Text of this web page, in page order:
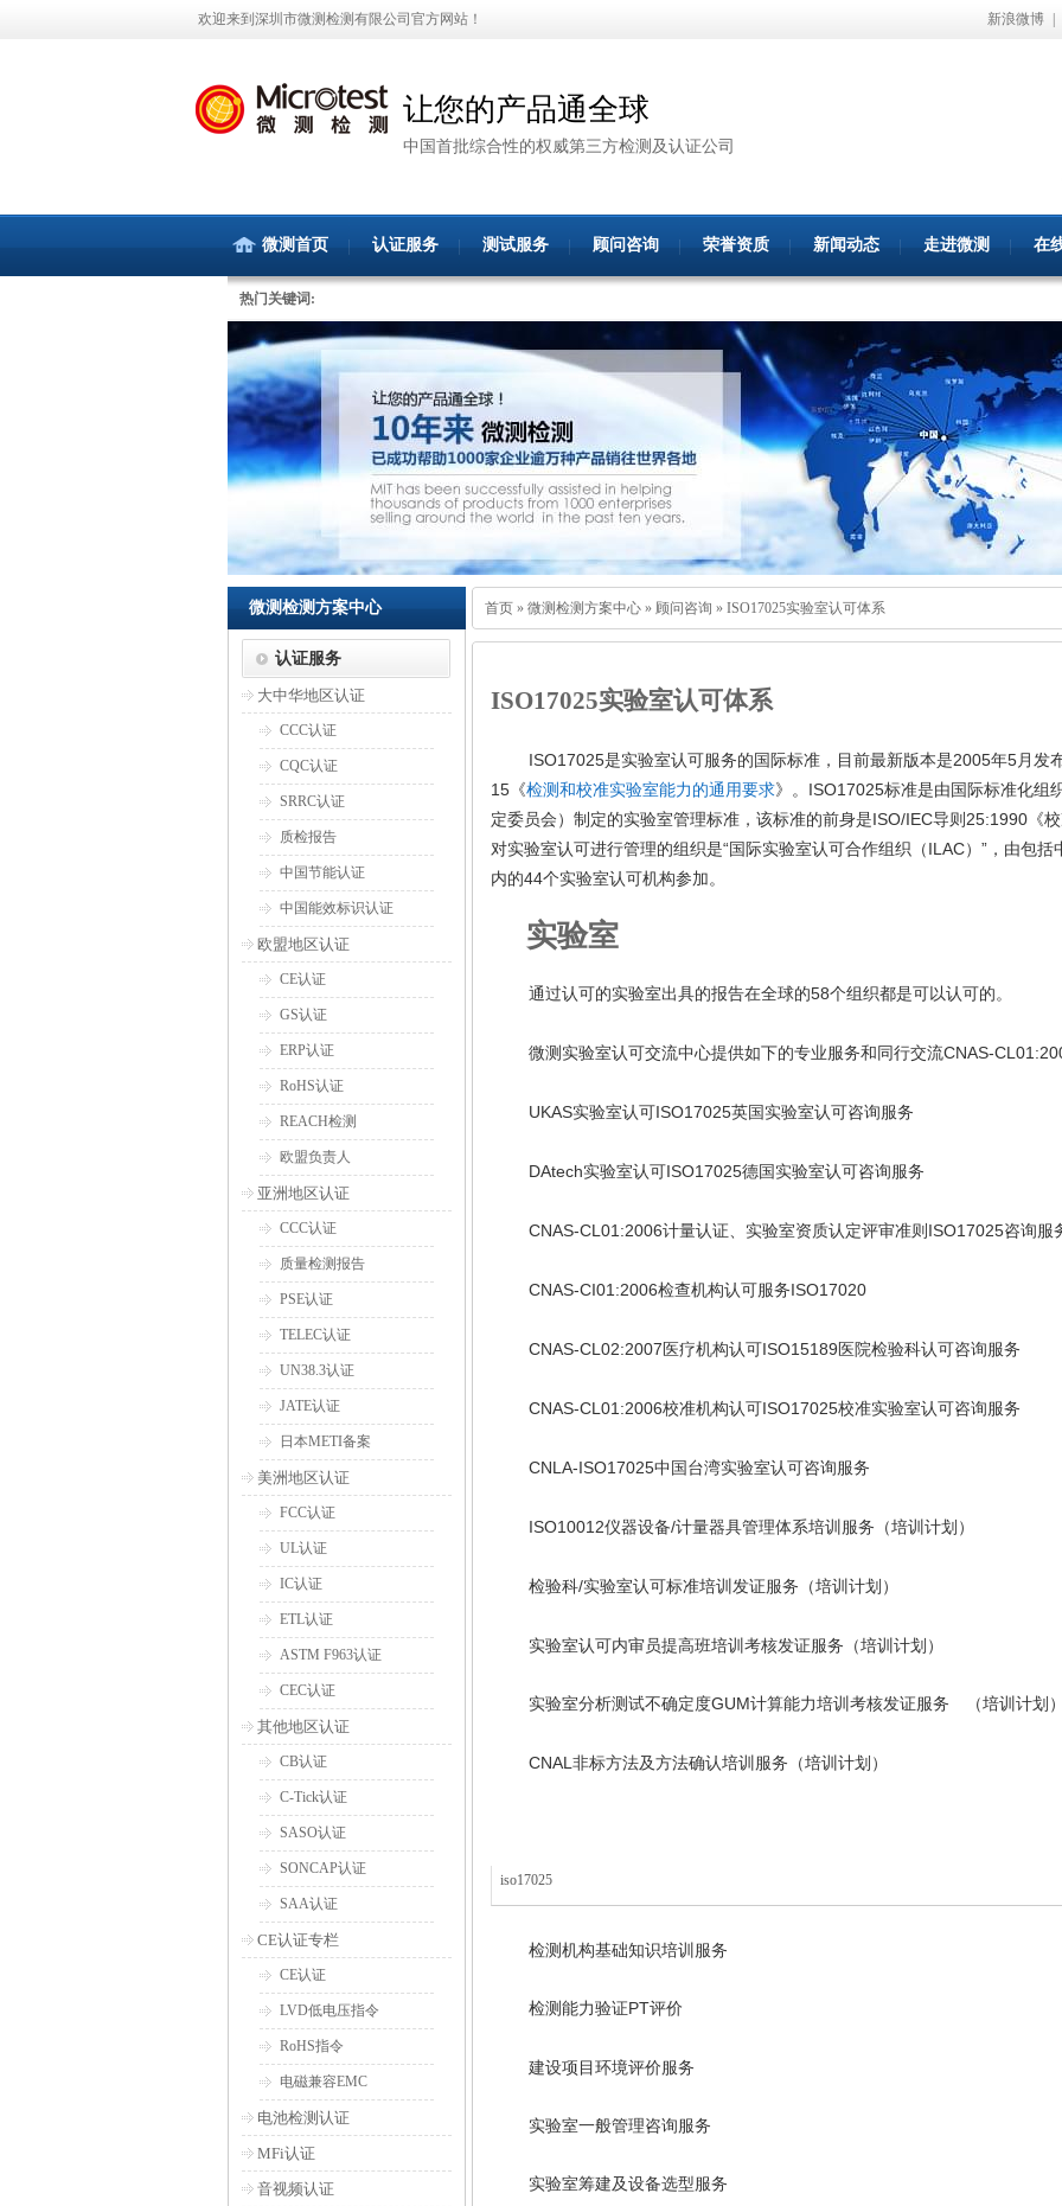
欢迎来到深圳市微测检测有限公司官方网站！ 新浪微博
让您的产品通全球
中国首批综合性的权威第三方检测及认证公司
微测首页 认证服务 测试服务 顾问咨询 荣誉资质 新闻动态 走进微测 在
热门关键词:
微测检测方案中心
认证服务
大中华地区认证
CCC认证
CQC认证
SRRC认证
质检报告
中国节能认证
中国能效标识认证
欧盟地区认证
CE认证
GS认证
ERP认证
RoHS认证
REACH检测
欧盟负责人
亚洲地区认证
CCC认证
质量检测报告
PSE认证
TELEC认证
UN38.3认证
JATE认证
日本METI备案
美洲地区认证
FCC认证
UL认证
IC认证
ETL认证
ASTM F963认证
CEC认证
其他地区认证
CB认证
C-Tick认证
SASO认证
SONCAP认证
SAA认证
CE认证专栏
CE认证
LVD低电压指令
RoHS指令
电磁兼容EMC
电池检测认证
MFi认证
音视频认证
首页 » 微测检测方案中心 » 顾问咨询 » ISO17025实验室认可体系
ISO17025实验室认可体系
ISO17025是实验室认可服务的国际标准，目前最新版本是2005年5月发
15 《检测和校准实验室能力的通用要求》。 ISO17025标准是由国际标准化组
定委员会）制定的实验室管理标准，该标准的前身是ISO/IEC导则 25:1990 《
对实验室认可进行管理的组织是“ 国际实验室认可合作组织（ ILAC） ” ，由包
内的44个实验室认可机构参加。
实验室
通过认可的实验室出具的报告在全球的58个组织都是可以认可的。
微测实验室认可交流中心提供如下的专业服务和同行交流CNAS-
UKAS实验室认可ISO17025英国实验室认可咨询服务
DAtech实验室认可ISO17025德国实验室认可咨询服务
CNAS-CL01:2006计量认证、实验室资质认定评审准则 ISO17025咨询服
CNAS-CI01:2006检查机构认可服务ISO17020
CNAS-CL02:2007 医疗机构认可ISO15189 医院检验科认可咨询服务
CNAS-CL01:2006校准机构认可ISO17025校准实验室认可咨询服务
CNLA-ISO17025中国台湾实验室认可咨询服务
ISO10012仪器设备/计量器具管理体系培训服务（培训计划）
检验科/实验室认可标准培训发证服务（培训计划）
实验室认可内审员提高班培训考核发证服务（培训计划）
实验室分析测试不确定度GUM计算能力培训考核发证服务 （培训计划
CNAL 非标方法及方法确认培训服务（培训计划）
iso17025
检测机构基础知识培训服务
检测能力验证PT评价
建设项目环境评价服务
实验室一般管理咨询服务
实验室筹建及设备选型服务